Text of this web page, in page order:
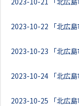
2023-10-22 「北広
2023-10-23 「北広
2023-10-24 「北広
2023-10-25 「北広